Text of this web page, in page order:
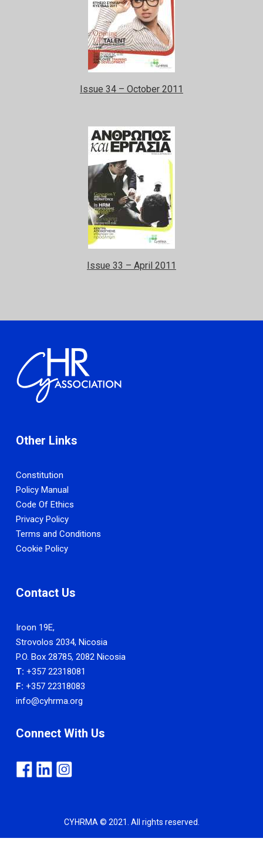
Issue 34 – October 2011
Issue 33 – April 2011
Other Links
Constitution
Policy Manual
Code Of Ethics
Privacy Policy
Terms and Conditions
Cookie Policy
Contact Us
Iroon 19E,
Strovolos 2034, Nicosia
P.O. Box 28785, 2082 Nicosia
T: +357 22318081
F: +357 22318083
info@cyhrma.org
Connect With Us
CYHRMA © 2021. All rights reserved.